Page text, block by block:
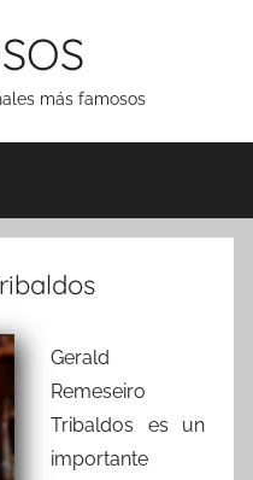
más famosos
Gerald
Remeseiro
Tribaldos es un
importante